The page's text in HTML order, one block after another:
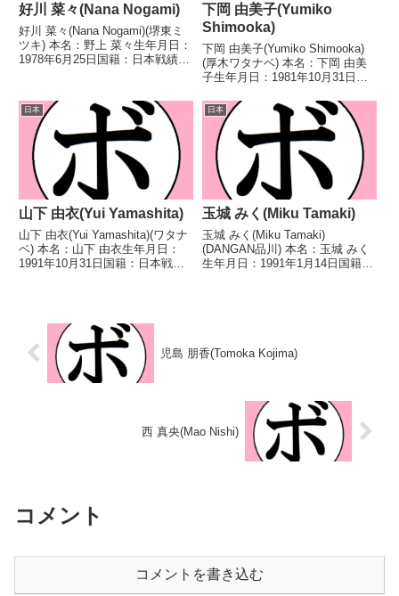
好川 菜々(Nana Nogami)
好川 菜々(Nana Nogami)(堺東ミ
ツキ) 本名：野上 菜々生年月日：
1978年6月25日国籍：日本戦績：
ュアボクシング大会フライ級優勝
(アマチュア)2008年度...
下岡 由美子(Yumiko
Shimooka)
下岡 由美子(Yumiko Shimooka)
(厚木ワタナベ) 本名：下岡 由美
子生年月日：1981年10月31日国
敗 【獲得タイトル】なし 【戦
歴】2014/04/05 ●1RKO 田中
智沙(勝又)2...
日本
山下 由衣(Yui Yamashita)
山下 由衣(Yui Yamashita)(ワタナ
ベ) 本名：山下 由衣生年月日：
1991年10月31日国籍：日本戦
37、38-38、3...
日本
玉城 みく(Miku Tamaki)
玉城 みく(Miku Tamaki)
(DANGAN品川) 本名：玉城 みく
生年月日：1991年1月14日国籍：
児島 朋香(Tomoka Kojima)
西 真央(Mao Nishi)
コメント
コメントを書き込む